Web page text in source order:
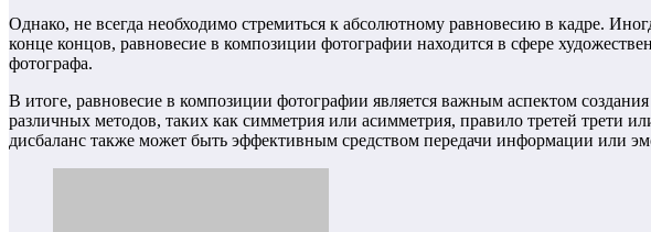
Однако, не всегда необходимо стремиться к абсолютному равновесию в кадре.
конце концов, равновесие в композиции фотографии находится в сфере
фотографа.
В итоге, равновесие в композиции фотографии является важным аспектом
различных методов, таких как симметрия или асимметрия, правило третей трети
дисбаланс также может быть эффективным средством передачи информации или